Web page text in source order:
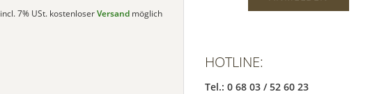
incl. 7% USt. kostenloser Versandmöglich
HOTLINE:
Tel.: 0 68 03 / 52 60 23